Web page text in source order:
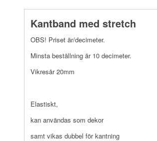
Kantband med stretch
OBS! Priset är/decimeter.
Minsta beställning är 10 decimeter.
Vikresår 20mm
Elastiskt,
kan användas som dekor
samt vikas dubbel för kantning